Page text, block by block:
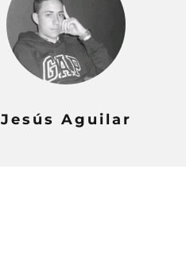
Jesús Aguilar